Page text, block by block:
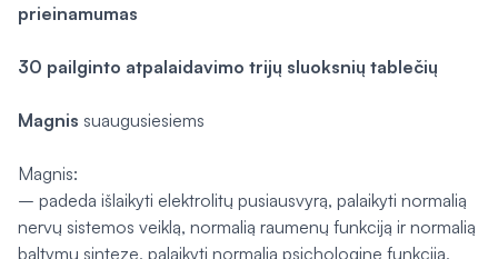
prieinamumas
30 pailginto atpalaidavimo trijų sluoksnių tablečių
Magnis suaugusiesiems
Magnis:
– padeda išlaikyti elektrolitų pusiausvyrą, palaikyti normalią
nervų sistemos veiklą, normalią raumenų funkciją ir normalią
baltymų sintezę, palaikyti normalią psichologinę funkciją,